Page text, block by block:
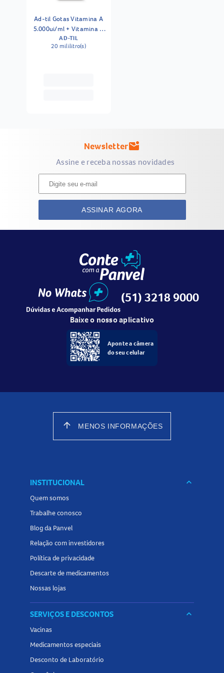
Ad-til Gotas Vitamina A
5.000ui/ml + Vitamina D
1000ui/ml Solução 20ml
AD-TIL
20 mililitro(s)
Newslettermark_email_unread
Assine e receba nossas novidades
ASSINAR AGORA
(51) 3218 9000
Baixe o nosso aplicativo
Aponte a câmera
do seu celular
arrow_upward MENOS INFORMAÇÕES
INSTITUCIONAL keyboard_arrow_down
Quem somos
Trabalhe conosco
Blog da Panvel
Relação com investidores
Política de privacidade
Descarte de medicamentos
Nossas lojas
SERVIÇOS E DESCONTOS keyboard_arrow_down
Vacinas
Medicamentos especiais
Desconto de Laboratório